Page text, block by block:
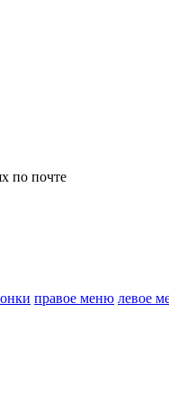
по почте
правое меню левое